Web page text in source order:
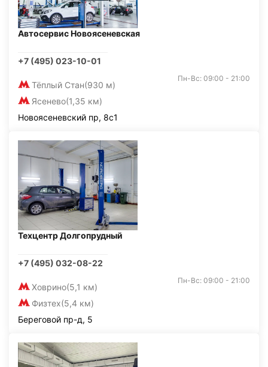
Автосервис Новоясеневская
+7 (495) 023-10-01
Тёплый Стан(930 м)
Ясенево(1,35 км)
Пн-Вс: 09:00 - 21:00
Новоясеневский пр, 8с1
Техцентр Долгопрудный
+7 (495) 032-08-22
Ховрино(5,1 км)
Физтех(5,4 км)
Пн-Вс: 09:00 - 21:00
Береговой пр-д, 5